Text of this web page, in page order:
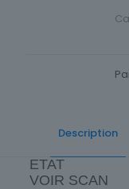
Description
ETAT
VOIR SCAN